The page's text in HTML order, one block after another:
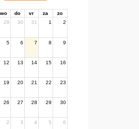
wo do vr za
zo
29 30 31 1 2
5 6 7 8 9
12 13 14 15 16
19 20 21 22 23
26 27 28 29 30
2 3 4 5 6